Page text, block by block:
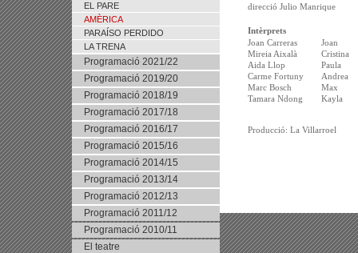
EL PARE
AMÈRICA
PARAÍSO PERDIDO
LA TRENA
Programació 2021/22
Programació 2019/20
Programació 2018/19
Programació 2017/18
Programació 2016/17
Programació 2015/16
Programació 2014/15
Programació 2013/14
Programació 2012/13
Programació 2011/12
Programació 2010/11
El teatre
direcció Julio Manrique
Intèrprets
Joan Carreras
Joan
Mireia Aixalà
Cristina
Aida Llop
Paula
Carme Fortuny
Andrea
Marc Bosch
Max
Tamara Ndong
Kayla
Producció: La Villarroel